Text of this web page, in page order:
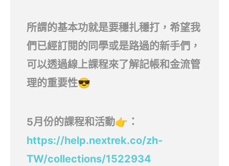
所謂的基本功就是要穩扎穩打，希望我
們已經訂閱的同學或是路過的新手們，
可以透過線上課程來了解記帳和金流管
理的重要性😎
5月份的課程和活動👉：
https://help.nextrek.co/zh-
TW/collections/1522934